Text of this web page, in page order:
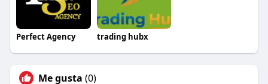
Perfect Agency trading hubx
Me gusta (0)